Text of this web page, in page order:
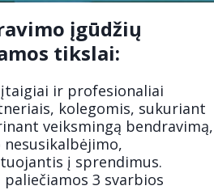
įgūdžių
tikslai:
ir profesionaliai
kolegomis, sukuriant
veiksmingą bendravimą,
į sprendimus.
3 svarbios